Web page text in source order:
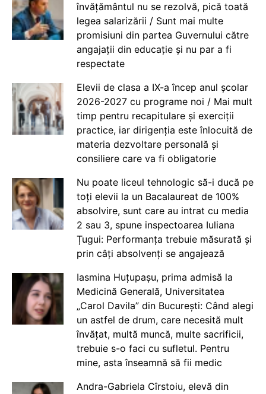
învățământul nu se rezolvă, pică toată
legea salarizării / Sunt mai multe
promisiuni din partea Guvernului către
angajații din educație și nu par a fi
respectate
Elevii de clasa a IX-a încep anul școlar
2026-2027 cu programe noi / Mai mult
timp pentru recapitulare și exerciții
practice, iar dirigenția este înlocuită de
materia dezvoltare personală și
consiliere care va fi obligatorie
Nu poate liceul tehnologic să-i ducă pe
toți elevii la un Bacalaureat de 100%
absolvire, sunt care au intrat cu media
2 sau 3, spune inspectoarea Iuliana
Țugui: Performanța trebuie măsurată și
prin câți absolvenți se angajează
Iasmina Huțupașu, prima admisă la
Medicină Generală, Universitatea
„Carol Davila” din București: Când alegi
un astfel de drum, care necesită mult
învățat, multă muncă, multe sacrificii,
trebuie s-o faci cu sufletul. Pentru
mine, asta înseamnă să fii medic
Andra-Gabriela Cîrstoiu, elevă din